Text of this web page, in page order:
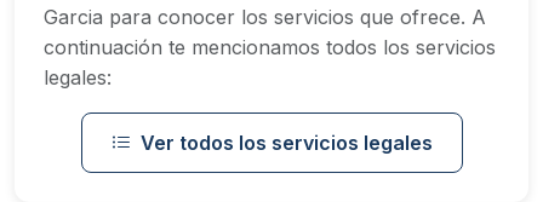
Garcia para conocer los servicios que ofrece. A
continuación te mencionamos todos los servicios
legales:
Ver todos los servicios legales